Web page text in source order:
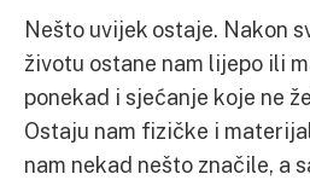
Nešto uvijek ostaje. Nakon
životu ostane nam lijepo ili
ponekad i sjećanje koje ne
Ostaju nam fizičke i
nam nekad nešto značile, a